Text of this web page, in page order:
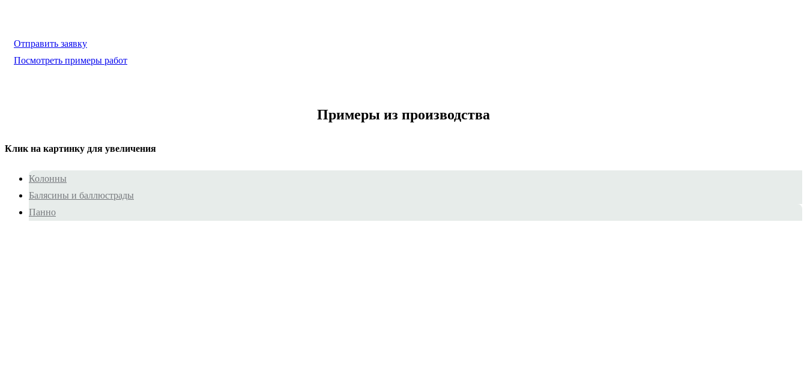
Отправить заявку
Посмотреть примеры работ
Примеры из производства
Клик на картинку для увеличения
Колонны
Балясины и баллюстрады
Панно